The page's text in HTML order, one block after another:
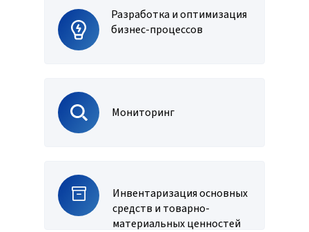
Разработка и оптимизация
бизнес-процессов
Мониторинг
Инвентаризация основных
средств и товарно-
материальных ценностей